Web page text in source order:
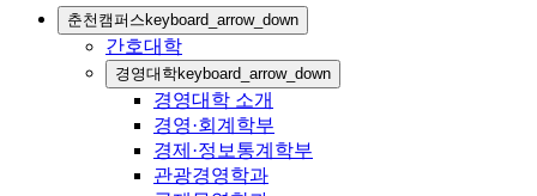
춘천캠퍼스keyboard_arrow_down
간호대학
경영대학keyboard_arrow_down
경영대학 소개
경영·회계학부
경제·정보통계학부
관광경영학과